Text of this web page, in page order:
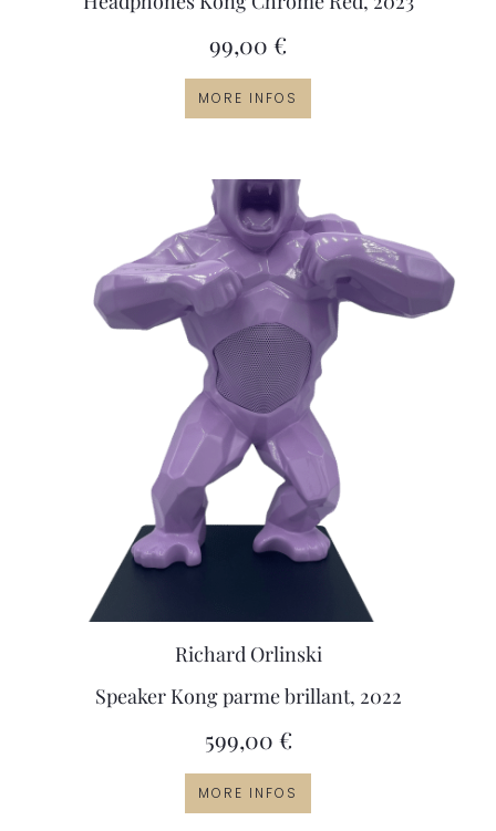
99,00 €
MORE INFOS
Richard Orlinski
Speaker Kong parme brillant, 2022
599,00 €
MORE INFOS